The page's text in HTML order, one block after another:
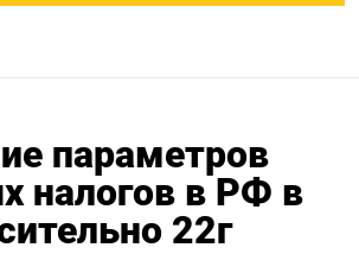
параметров
налогов в РФ в
22г